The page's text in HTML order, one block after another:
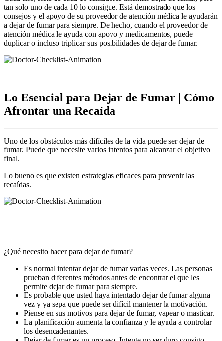
tan solo uno de cada 10 lo consigue. Está demostrado que los
consejos y el apoyo de su proveedor de atención médica le ayudarán
a dejar de fumar para siempre. De hecho, cuando el proveedor de
atención médica le ayuda con apoyo y medicamentos, puede
duplicar o incluso triplicar sus posibilidades de dejar de fumar.
Lo Esencial para Dejar de Fumar | Cómo
Afrontar una Recaída
Uno de los obstáculos más difíciles de la vida puede ser dejar de
fumar. Puede que necesite varios intentos para alcanzar el objetivo
final.
Lo bueno es que existen estrategias eficaces para prevenir las
recaídas.
¿Qué necesito hacer para dejar de fumar?
Es normal intentar dejar de fumar varias veces. Las personas
prueban diferentes métodos antes de encontrar el que les
permite dejar de fumar para siempre.
Es probable que usted haya intentado dejar de fumar alguna
vez y ya sepa que puede ser difícil mantener la motivación.
Piense en sus motivos para dejar de fumar, vapear o masticar.
La planificación aumenta la confianza y le ayuda a controlar
los desencadenantes.